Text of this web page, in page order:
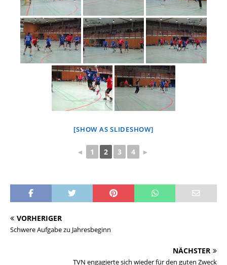
[SHOW AS SLIDESHOW]
◄ 1 2 3 4 ►
VORHERIGER
Schwere Aufgabe zu Jahresbeginn
NÄCHSTER
TVN engagierte sich wieder für den guten Zweck